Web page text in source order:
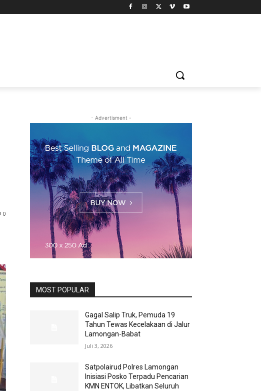
0
- Advertisment -
MOST POPULAR
Gagal Salip Truk, Pemuda 19
Tahun Tewas Kecelakaan di Jalur
Lamongan-Babat
Juli 3, 2026
Satpolairud Polres Lamongan
Inisiasi Posko Terpadu Pencarian
KMN ENTOK, Libatkan Seluruh